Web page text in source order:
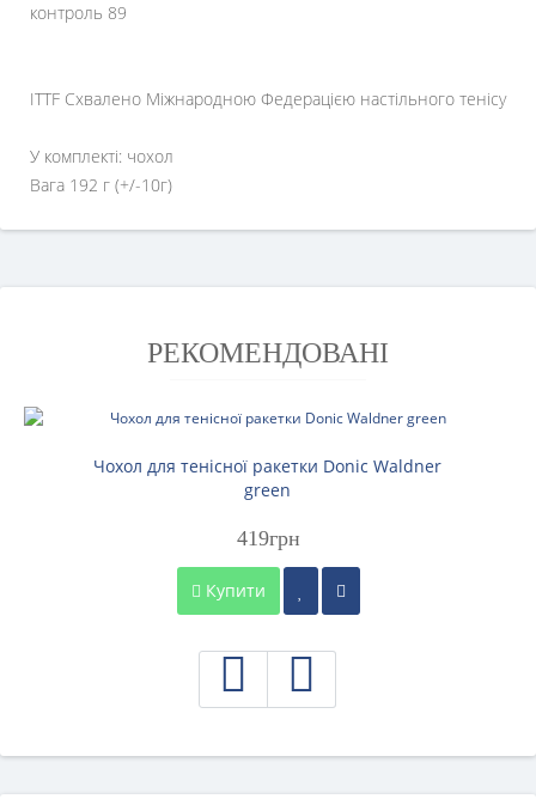
контроль 89
ITTF Схвалено Міжнародною Федерацією настільного тенісу
У комплекті: чохол
Вага 192 г (+/-10г)
РЕКОМЕНДОВАНІ
Чохол для тенісної ракетки Donic Waldner
green
419грн
Купити